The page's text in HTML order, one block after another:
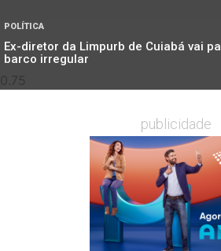
POLÍTICA
Ex-diretor da Limpurb de Cuiabá vai
barco irregular
publicidade